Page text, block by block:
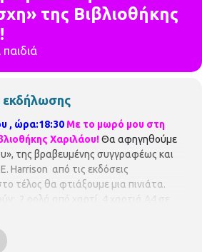
της Βιβλιοθήκης
εκδήλωσης
, ώρα:18:30 Με το μωρό μου στη
Χαριλάου!Θα αφηγηθούμε
της βραβευμένης συγγραφέως και
Harrison από τις εκδόσεις
τέλος θα φτιάξουμε μια πινιάτα.
2 ρολά από χαρτί, 4 χαρτιά Α4 σε
4,5 ετών. Mε προεγγραφή. Με την